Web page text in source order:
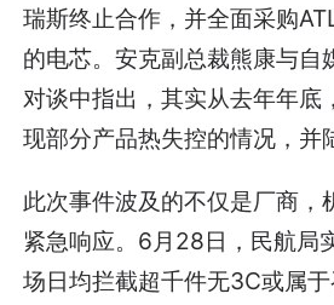
瑞斯终止合作，并全面采购
的电芯。安克副总裁熊康与自
对谈中指出，其实从去年年底
现部分产品热失控的情况，并
此次事件波及的不仅是厂商，
紧急响应。6月28日，民航局
场日均拦截超千件无3C或属